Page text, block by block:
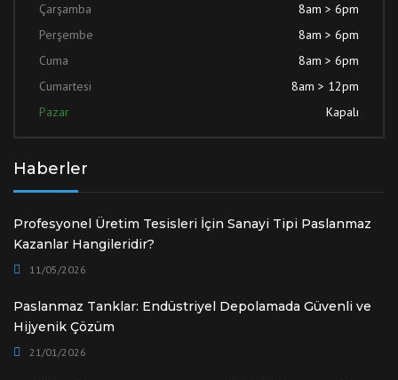
Çarşamba
8am > 6pm
Perşembe
8am > 6pm
Cuma
8am > 6pm
Cumartesi
8am > 12pm
Pazar
Kapalı
Haberler
Profesyonel Üretim Tesisleri İçin Sanayi Tipi Paslanmaz
Kazanlar Hangileridir?
11/05/2026
Paslanmaz Tanklar: Endüstriyel Depolamada Güvenli ve
Hijyenik Çözüm
21/01/2026